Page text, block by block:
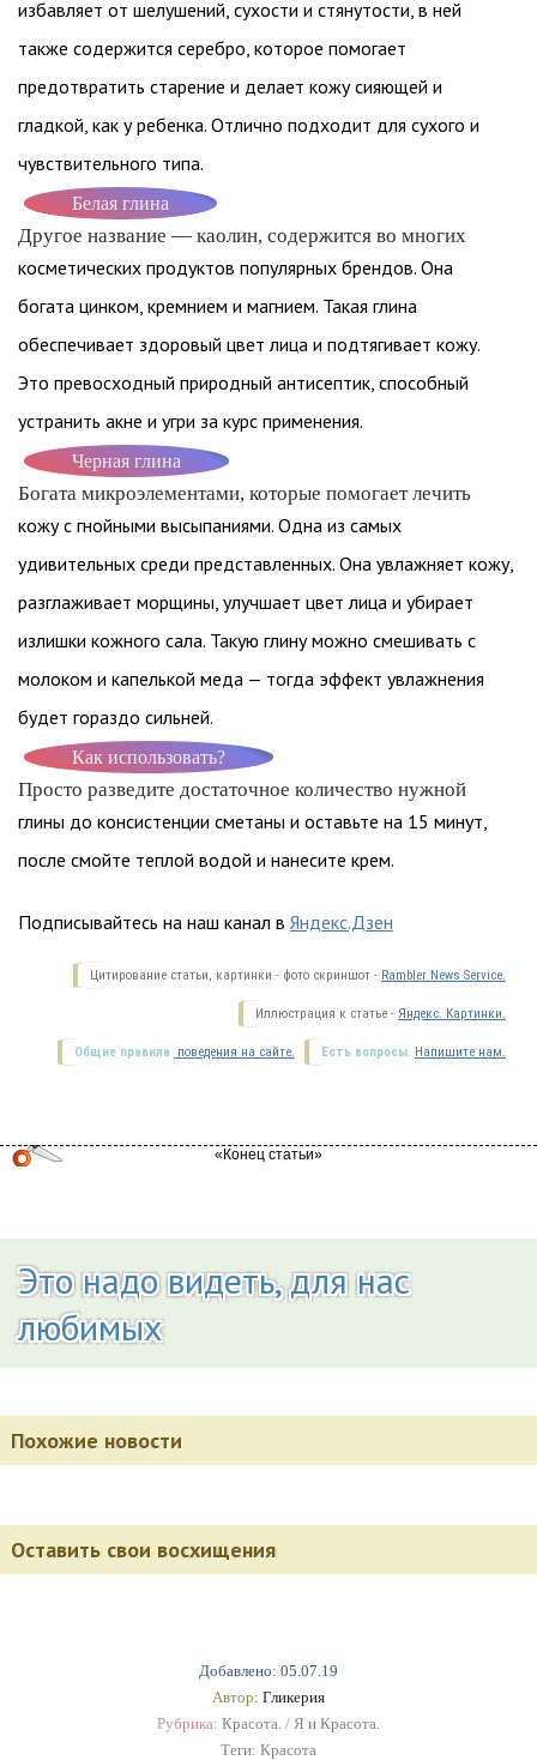
Добавлено: 05.07.19
Автор: Гликерия
Рубрика: Красота. / Я и Красота.
Теги: Красота
избавляет от шелушений, сухости и стянутости, в ней
также содержится серебро, которое помогает
предотвратить старение и делает кожу сияющей и
гладкой, как у ребенка. Отлично подходит для сухого и
чувствительного типа.
Белая глина
Другое название — каолин, содержится во многих
косметических продуктов популярных брендов. Она
богата цинком, кремнием и магнием. Такая глина
обеспечивает здоровый цвет лица и подтягивает кожу.
Это превосходный природный антисептик, способный
устранить акне и угри за курс применения.
Черная глина
Богата микроэлементами, которые помогает лечить
кожу с гнойными высыпаниями. Одна из самых
удивительных среди представленных. Она увлажняет кожу,
разглаживает морщины, улучшает цвет лица и убирает
излишки кожного сала. Такую глину можно смешивать с
молоком и капелькой меда — тогда эффект увлажнения
будет гораздо сильней.
Как использовать?
Просто разведите достаточное количество нужной
глины до консистенции сметаны и оставьте на 15 минут,
после смойте теплой водой и нанесите крем.
Подписывайтесь на наш канал в Яндекс.Дзен
Цитирование статьи, картинки - фото скриншот - Rambler News Service.
Иллюстрация к статье - Яндекс. Картинки.
Есть вопросы. Напишите нам.
Общие правила поведения на сайте.
Это надо видеть, для нас
любимых
Похожие новости
Оставить свои восхищения